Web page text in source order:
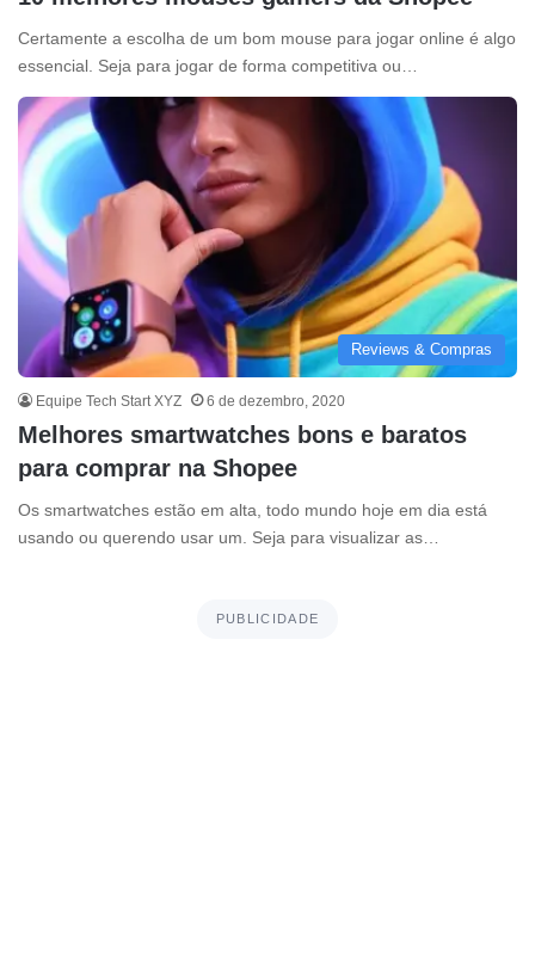
Certamente a escolha de um bom mouse para jogar online é algo
essencial. Seja para jogar de forma competitiva ou…
Reviews & Compras
Equipe Tech Start XYZ 6 de dezembro, 2020
Melhores smartwatches bons e baratos
para comprar na Shopee
Os smartwatches estão em alta, todo mundo hoje em dia está
usando ou querendo usar um. Seja para visualizar as…
PUBLICIDADE